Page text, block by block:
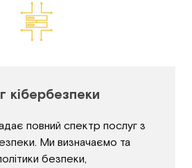
кібербезпеки
повний спектр послуг з
Ми визначаємо та
безпеки,